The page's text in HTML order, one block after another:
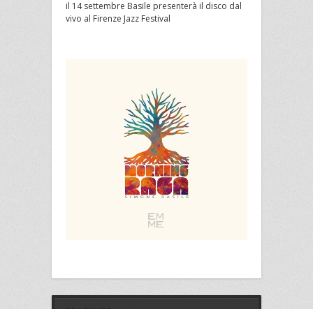
il 14 settembre Basile presenterà il disco dal
vivo al Firenze Jazz Festival